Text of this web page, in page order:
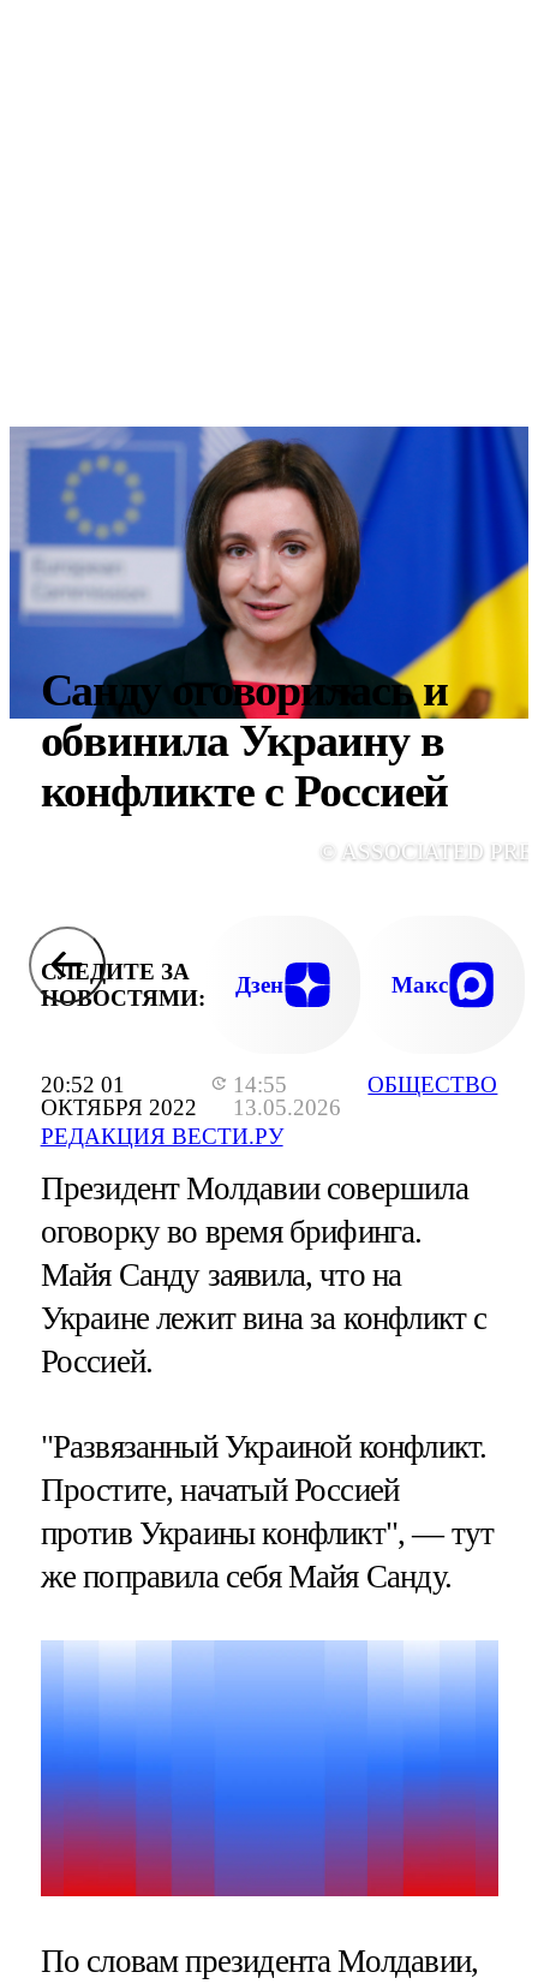
20:52 01
ОКТЯБРЯ 2022
14:55
13.05.2026
РЕДАКЦИЯ ВЕСТИ.РУ
ОБЩЕСТВО
Санду оговорилась и
обвинила Украину в
конфликте с Россией
© ASSOCIATED
СЛЕДИТЕ ЗА
НОВОСТЯМИ:
Дзен Макс
Президент Молдавии совершила
оговорку во время брифинга.
Майя Санду заявила, что на
Украине лежит вина за конфликт с
Россией.
"Развязанный Украиной конфликт.
Простите, начатый Россией
против Украины конфликт", — тут
же поправила себя Майя Санду.
По словам президента Молдавии,